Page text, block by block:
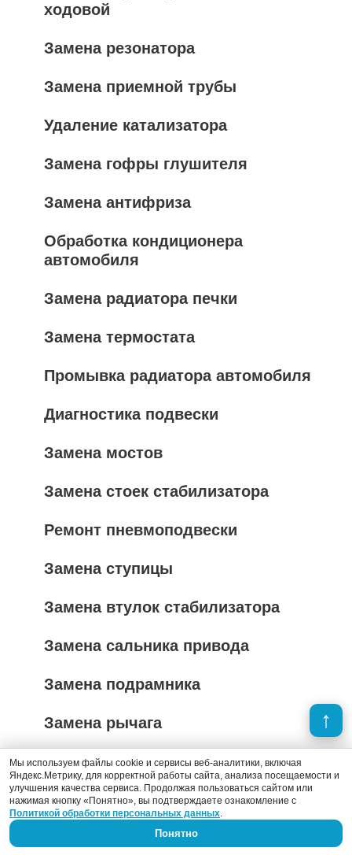
ходовой
Замена резонатора
Замена приемной трубы
Удаление катализатора
Замена гофры глушителя
Замена антифриза
Обработка кондиционера
автомобиля
Замена радиатора печки
Замена термостата
Промывка радиатора автомобиля
Диагностика подвески
Замена мостов
Замена стоек стабилизатора
Ремонт пневмоподвески
Замена ступицы
Замена втулок стабилизатора
Замена сальника привода
Замена подрамника
Замена рычага
Замена балки
Замена стоек автомобиля
Усиление рессор
Мы используем файлы cookie и сервисы веб-аналитики, включая
Яндекс.Метрику, для корректной работы сайта, анализа посещаемости и
улучшения качества сервиса. Продолжая пользоваться сайтом или
нажимая кнопку «Понятно», вы подтверждаете ознакомление с
Политикой обработки персональных данных.
Понятно